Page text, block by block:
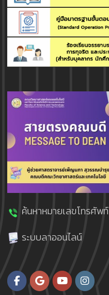
ค้นหาหมายเลขโทรศัพท์
ระบบลาออนไลน์